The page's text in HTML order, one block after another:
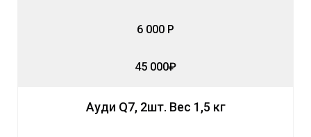
6 000 Р
45 000₽
Ауди Q7, 2шт. Вес 1,5 кг